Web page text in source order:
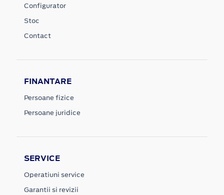
Configurator
Stoc
Contact
FINANTARE
Persoane fizice
Persoane juridice
SERVICE
Operatiuni service
Garantii si revizii